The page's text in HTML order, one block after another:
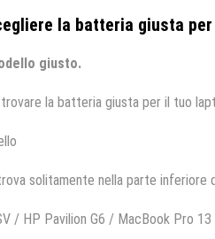
la batteria giusta
giusto.
la batteria giusta per il tuo
solitamente nella parte
/ HP Pavilion G6 / MacBook Pro